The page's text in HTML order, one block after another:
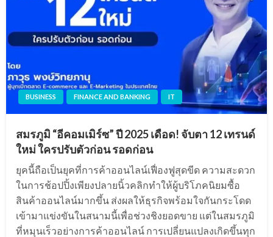
BUSINESS FINANCE AND BANKING IT
สมรภูมิ “อีคอมเมิร์ซ” ปี 2025 เดือด! จับตา 12 เทรนด์
ใหม่ ใครปรับตัวก่อน รอดก่อน
ยุคนี้ถือเป็นยุคที่การค้าออนไลน์เฟื่องฟูสุดขีด ความสะดวก
ในการช้อปปิ้งเพียงปลายนิ้วคลิกทำให้ผู้บริโภคนิยมซื้อ
สินค้าออนไลน์มากขึ้น ส่งผลให้ธุรกิจพร้อมใจกันกระโดด
เข้ามาแข่งขันในสนามนี้เพื่อช่วงชิงยอดขาย แต่ในสมรภูมิ
ที่หมุนเร็วอย่างการค้าออนไลน์ การเปลี่ยนแปลงเกิดขึ้นทุก